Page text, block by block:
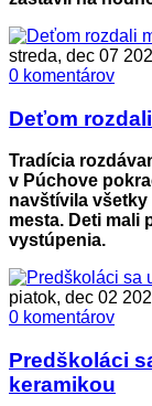
streda, dec 07
0 komentárov
Deťom
Tradícia
v Púchove
navštívila všetky
mesta. Deti mali
vystúpenia.
piatok, dec 02
0 komentárov
Predškoláci
keramikou